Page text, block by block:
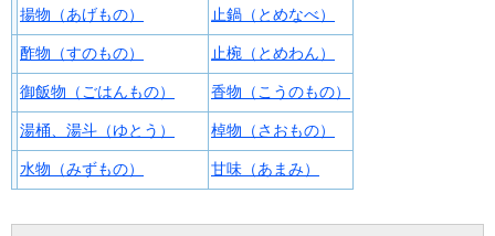
揚物（あげもの） 止鍋（とめなべ）
酢物（すのもの） 止椀（とめわん）
御飯物（ごはんもの） 香物（こうのもの）
湯桶、湯斗（ゆとう） 棹物（さおもの）
水物（みずもの） 甘味（あまみ）